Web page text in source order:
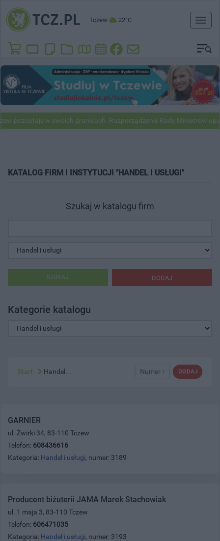
Tczew 22°C
Toggle
pozostaje w swoich granicach. Rozporządzenie Rady Ministrów
KATALOG FIRM I INSTYTUCJI "HANDEL I USŁUGI"
Szukaj w katalogu firm
DODAJ
SZUKAJ
Kategorie katalogu
DODAJ
Numer ↑
Start Handel...
GARNIER
ul. Żwirki 34, 83-110 Tczew
Telefon: 608436616
Kategoria: Handel i usługi, numer: 3189
Producent biżuterii JAMA Marek Stachowiak
ul. 1 maja 3, 83-110 Tczew
Telefon: 606471035
Kategoria: Handel i usługi, numer: 3193